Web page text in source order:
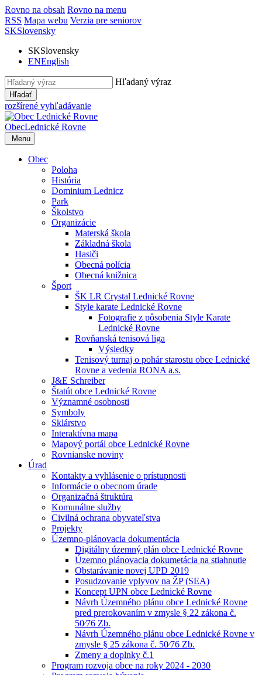
Rovno na obsah Rovno na menu
RSS Mapa webu Verzia pre seniorov
SKSlovensky
SKSlovensky
ENEnglish
Hľadaný výraz
Hľadať
rozšírené vyhľadávanie
ObecLednické Rovne
Menu
Obec
Poloha
História
Dominium Lednicz
Park
Školstvo
Organizácie
Materská škola
Základná škola
Hasiči
Obecná polícia
Obecná knižnica
Šport
ŠK LR Crystal Lednické Rovne
Style karate Lednické Rovne
Fotografie z pôsobenia Style Karate
Lednické Rovne
Rovňanská tenisová liga
Výsledky
Tenisový turnaj o pohár starostu obce Lednické
Rovne a vedenia RONA a.s.
J&E Schreiber
Štatút obce Lednické Rovne
Významné osobnosti
Symboly
Sklárstvo
Interaktívna mapa
Mapový portál obce Lednické Rovne
Rovnianske noviny
Úrad
Kontakty a vyhlásenie o prístupnosti
Informácie o obecnom úrade
Organizačná štruktúra
Komunálne služby
Civilná ochrana obyvateľstva
Projekty
Územno-plánovacia dokumentácia
Digitálny územný plán obce Lednické Rovne
Územno plánovacia dokumetácia na stiahnutie
Obstarávanie novej UPD 2019
Posudzovanie vplyvov na ŽP (SEA)
Koncept UPN obce Lednické Rovne
Návrh Územného plánu obce Lednické Rovne
pred prerokovaním v zmysle § 22 zákona č.
50⁄76 Zb.
Návrh Územného plánu obce Lednické Rovne v
zmysle § 25 zákona č. 50⁄76 Zb.
Zmeny a doplnky č.1
Program rozvoja obce na roky 2024 - 2030